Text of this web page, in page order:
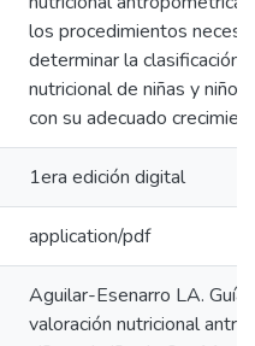
los procedimientos
determinar la clasificación
nutricional de niñas y
con su adecuado
1era edición digital
application/pdf
Aguilar-Esenarro LA. Guía
valoración nutricional